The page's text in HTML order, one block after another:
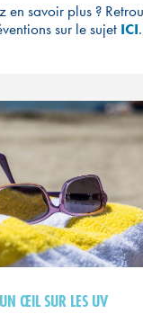
en savoir plus ?
sur le sujet ICI.
ŒIL SUR LES UV